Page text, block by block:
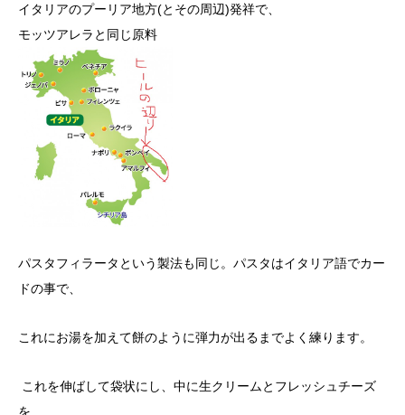
イタリアのプーリア地方(とその周辺)発祥で、
モッツアレラと同じ原料
パスタフィラータという製法も同じ。パスタはイタリア語でカー
ドの事で、
これにお湯を加えて餅のように弾力が出るまでよく練ります。
これを伸ばして袋状にし、中に生クリームとフレッシュチーズ
を